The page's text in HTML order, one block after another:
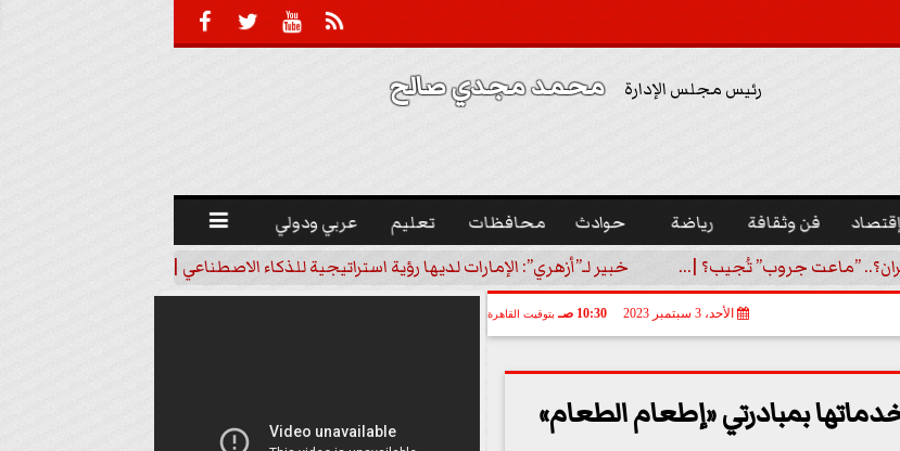
  

رئيس مجلس الإدارة محمد مجدي صالح
فن وثقافة رياضة حوادث محافظات تعليم عربي ودولي 
”ماعت جروب” تُجيب؟ |... خبير لـ”أزهري”: الإمارات لديها رؤية استراتيجية للذكاء الاصطناعي | فيديو
الأحد، 3 سبتمبر 2023 10:30 صـ بتوقيت القاهرة
بمبادرتي «إطعام الطعام»